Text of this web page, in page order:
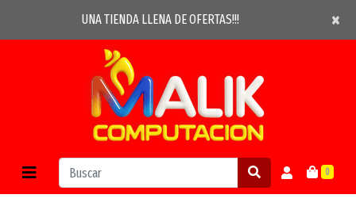
UNA TIENDA LLENA DE OFERTAS!!! ×
×
0